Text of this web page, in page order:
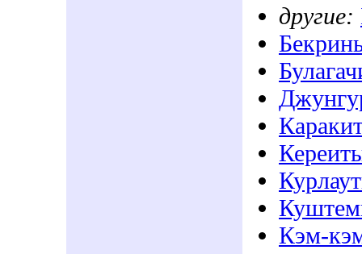
другие:
Кэм-